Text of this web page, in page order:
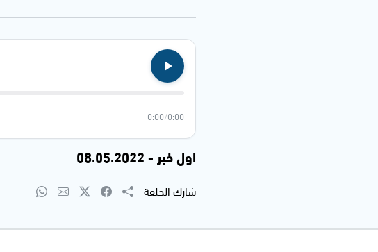
0:00
/
0:00
اول خبر - 08.05.2022
شارك الحلقة